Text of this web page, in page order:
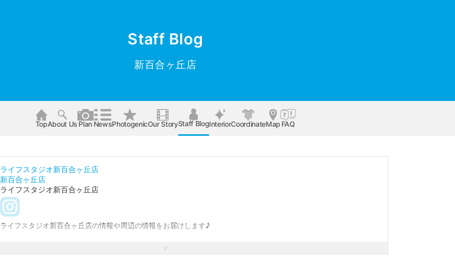
Staff Blog
新百合ヶ丘店
TopAbout Us Plan NewsPhotogenicOur StoryStaff BlogInteriorCoordinateMap FAQ
ライフスタジオ新百合ヶ丘店
新百合ヶ丘店
ライフスタジオ新百合ヶ丘店
ライフスタジオ新百合ヶ丘店の情報や周辺の情報をお届けします♪